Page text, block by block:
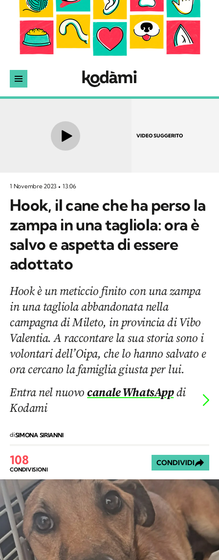
VIDEO SUGGERITO
1 Novembre 2023 13:06
Hook, il cane che ha perso la
zampa in una tagliola: ora è
salvo e aspetta di essere
adottato
Hook è un meticcio finito con una zampa
in una tagliola abbandonata nella
campagna di Mileto, in provincia di Vibo
Valentia. A raccontare la sua storia sono i
volontari dell’Oipa, che lo hanno salvato e
ora cercano la famiglia giusta per lui.
Entra nel nuovocanale WhatsAppdi
Kodami
diSIMONA SIRIANNI
108
CONDIVISIONI
CONDIVIDI